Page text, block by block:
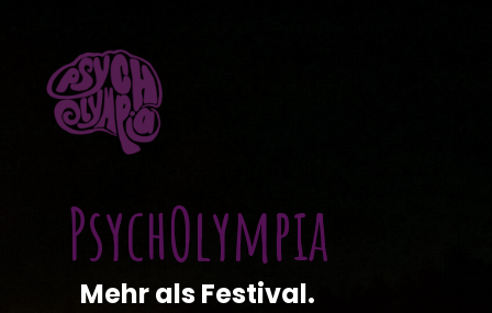
PsychOlympia
Mehr als Festival.